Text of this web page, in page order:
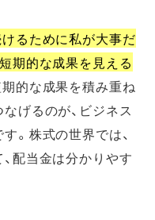
るために私が大事だ
期的な成果を見える
的な成果を積み重ね
げるのが、ビジネス
。株式の世界では、
配当金は分かりやす